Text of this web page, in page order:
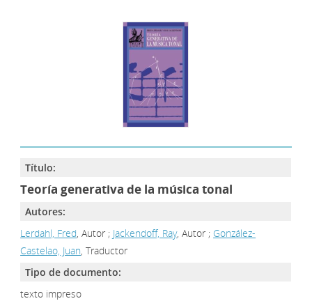
Título:
Teoría generativa de la música tonal
Autores:
Lerdahl, Fred, Autor ; Jackendoff, Ray, Autor ; González-
Castelao, Juan, Traductor
Tipo de documento:
texto impreso